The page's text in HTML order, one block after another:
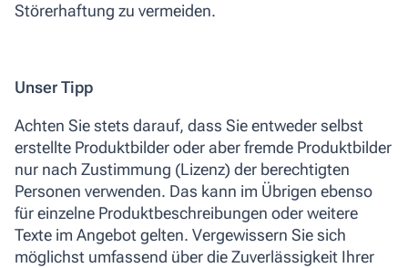
Störerhaftung zu vermeiden.
Unser Tipp
Achten Sie stets darauf, dass Sie entweder selbst
erstellte Produktbilder oder aber fremde Produktbilder
nur nach Zustimmung (Lizenz) der berechtigten
Personen verwenden. Das kann im Übrigen ebenso
für einzelne Produktbeschreibungen oder weitere
Texte im Angebot gelten. Vergewissern Sie sich
möglichst umfassend über die Zuverlässigkeit Ihrer